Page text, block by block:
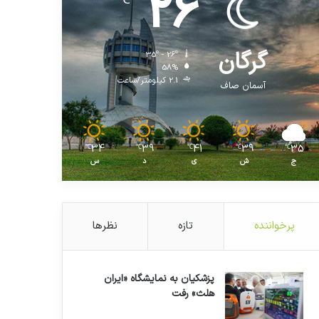
گرگان
آسمان صاف
35º - 26º
58%
2.1 کیلومتر/ساعت
35
℃
ج
39
℃
ش
41
℃
ی
39
℃
د
34
℃
س
پرخواننده تازه نظرها
پزشکیان به نمایشگاه «ایران
هلث» رفت